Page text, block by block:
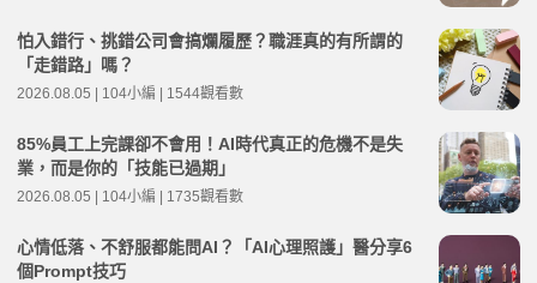
怕入錯行、挑錯公司會搞爛履歷？職涯真的有所謂的
「走錯路」嗎？
2026.08.05 | 104小編 | 1544觀看數
85%員工上完課卻不會用！AI時代真正的危機不是失
業，而是你的「技能已過期」
2026.08.05 | 104小編 | 1735觀看數
心情低落、不舒服都能問AI？「AI心理照護」醫分享6
個Prompt技巧